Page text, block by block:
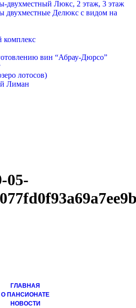
двухместный Люкс, 2 этаж, 3 этаж
двухместные Делюкс с видом на
комплекс
вин “Абрау-Дюрсо”
лотосов)
Лиман
05-
ГЛАВНАЯ
О ПАНСИОНАТЕ
НОВОСТИ